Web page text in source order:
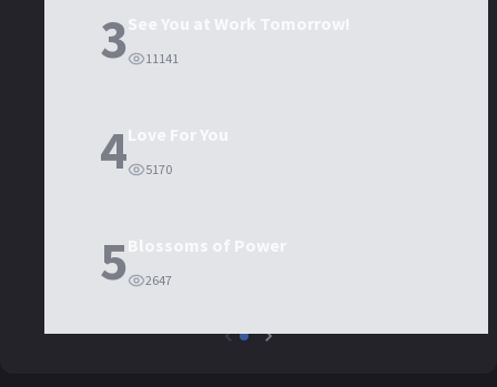
3See You at Work Tomorrow!
11141
4Love For You
5170
5Blossoms of Power
2647